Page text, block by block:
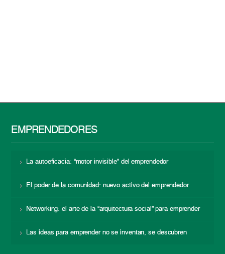
EMPRENDEDORES
La autoeficacia: “motor invisible” del emprendedor
El poder de la comunidad: nuevo activo del emprendedor
Networking: el arte de la “arquitectura social” para emprender
Las ideas para emprender no se inventan, se descubren